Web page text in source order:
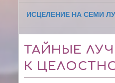
ИСЦЕЛЕНИЕ НА СЕМИ
ТАЙНЫЕ
К